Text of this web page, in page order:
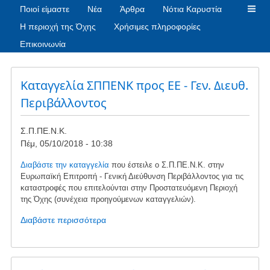
Ποιοί είμαστε Νέα Άρθρα
Νότια Καρυστία
Η περιοχή της Όχης
Χρήσιμες πληροφορίες
Επικοινωνία
Καταγγελία ΣΠΠΕΝΚ προς ΕΕ - Γεν. Διευθ.
Περιβάλλοντος
Σ.Π.ΠΕ.Ν.Κ.
Πέμ, 05/10/2018 - 10:38
Διαβάστε την καταγγελία που έστειλε ο Σ.Π.ΠΕ.Ν.Κ. στην
Ευρωπαϊκή Επιτροπή - Γενική Διεύθυνση Περιβάλλοντος για τις
καταστροφές που επιτελούνται στην Προστατευόμενη Περιοχή
της Όχης (συνέχεια προηγούμενων καταγγελιών).
Διαβάστε περισσότεραγια
Καταγγελία
ΣΠΠΕΝΚ